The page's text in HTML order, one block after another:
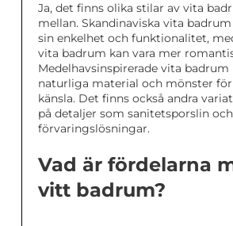
Ja, det finns olika stilar av vita
mellan. Skandinaviska vita
sin enkelhet och funktionalitet,
vita badrum kan vara mer
Medelhavsinspirerade vita
naturliga material och mönster
känsla. Det finns också andra
på detaljer som sanitetsporslin och
förvaringslösningar.
Vad är fördelarna
vitt badrum?